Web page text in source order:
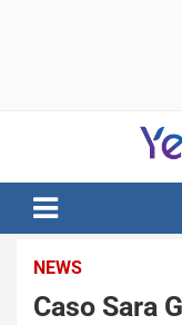
notizie di
NEWS
Caso Sara